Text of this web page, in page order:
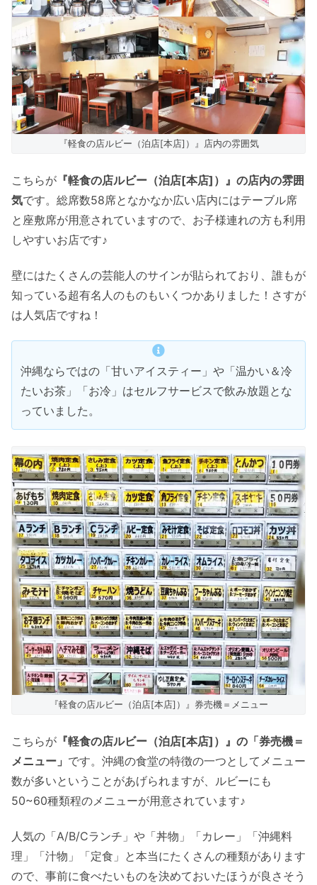
『軽食の店ルビー（泊店[本店]）』店内の雰囲気
こちらが 『軽食の店ルビー（泊店[本店]）』の店内の雰囲
気です。総席数58席となかなか広い店内にはテーブル席
と座敷席が用意されていますので、お子様連れの方も利用
しやすいお店です♪
壁にはたくさんの芸能人のサインが貼られており、誰もが
知っている超有名人のものもいくつかありました！さすが
は人気店ですね！
沖縄ならではの「甘いアイスティー」や「温かい＆冷
たいお茶」「お冷」はセルフサービスで飲み放題とな
っていました。
『軽食の店ルビー（泊店[本店]）』券売機＝メニュー
こちらが 『軽食の店ルビー（泊店[本店]）』の「券売機＝
メニュー」 です。沖縄の食堂の特徴の一つとしてメニュー
数が多いということがあげられますが、ルビーにも
50~60種類程のメニューが用意されています♪
人気の「A/B/Cランチ」や「丼物」「カレー」「沖縄料
理」「汁物」「定食」と本当にたくさんの種類があります
ので、事前に食べたいものを決めておいたほうが良さそう